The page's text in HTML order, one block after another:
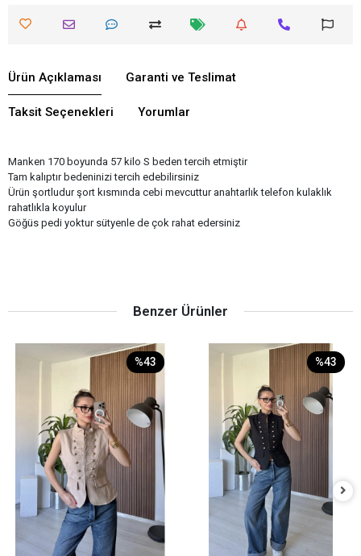
Ürün Açıklaması Garanti ve Teslimat
Taksit Seçenekleri Yorumlar
Manken 170 boyunda 57 kilo S beden tercih etmiştir
Tam kalıptır bedeninizi tercih edebilirsiniz
Ürün şortludur şort kısmında cebi mevcuttur anahtarlık telefon kulaklık
rahatlıkla koyulur
Göğüs pedi yoktur sütyenle de çok rahat edersiniz
Benzer Ürünler
%43 %43